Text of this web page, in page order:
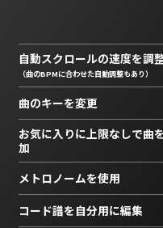
自動スクロールの速度を調
（曲のBPMに合わせた自動調整もあり）
曲のキーを変更
お気に入りに上限なしで曲
加
メトロノームを使用
コード譜を自分用に編集